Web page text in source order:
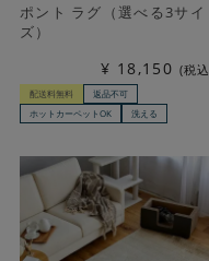
ポント ラグ（選べる3サイ
ズ）
¥ 18,150 税込
配送料無料
返品不可
ホットカーペットOK
洗える